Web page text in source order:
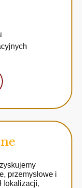
przemysłowe i
lokalizacji,